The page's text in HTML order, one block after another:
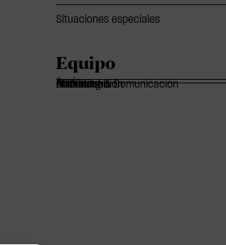
Situaciones especiales
Equipo
Socios
Of Counsels
Asociados
Marketing & Comunicación
Administración